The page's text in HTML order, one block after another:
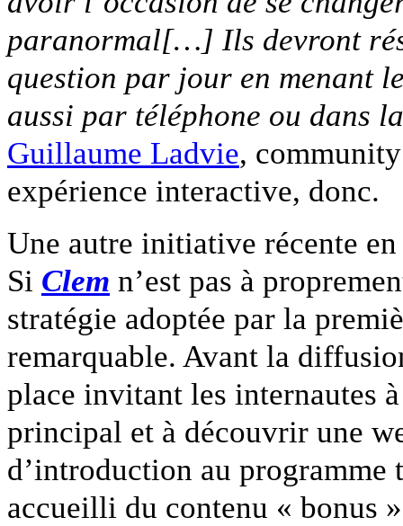
paranormal[…] Ils devront
question par jour en menant
aussi par téléphone ou dans
Guillaume Ladvie,
expérience interactive, donc.
Une autre initiative récente
Si Clem n’est pas à
stratégie adoptée par la
remarquable. Avant la
place invitant les internautes
principal et à découvrir une
d’introduction au
accueilli du contenu « bonus